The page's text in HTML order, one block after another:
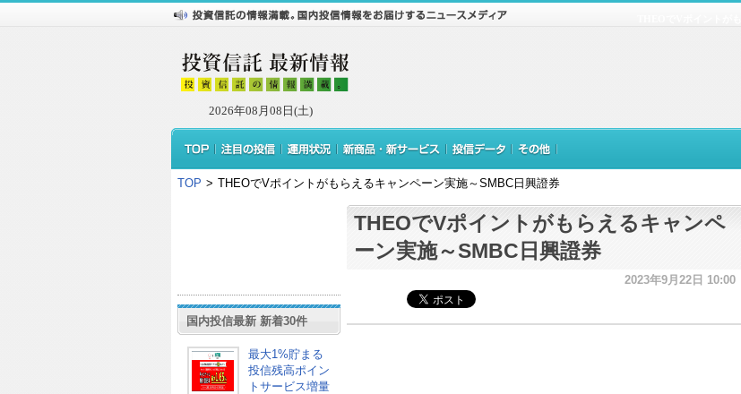
2026年08月08日(土)
TOP > THEOでVポイントがもらえるキャンペーン実施～SMBC日興證券
国内投信最新 新着30件
最大1%貯まる
投信残高ポイン
トサービス増量
THEOでVポイントがもらえるキャンペ
ーン実施～SMBC日興證券
2023年9月22日 10:00